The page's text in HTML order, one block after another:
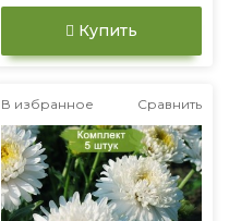
Купить
В избранное Сравнить